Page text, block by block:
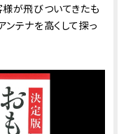
様が飛びついてきたも
ンテナを高くして探っ